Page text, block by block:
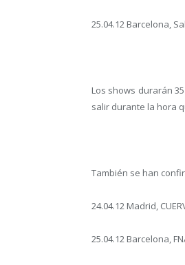
25.04.12 Barcelona,
Los shows durarán
salir durante la hora
También se han
24.04.12 Madrid,
25.04.12 Barcelona,